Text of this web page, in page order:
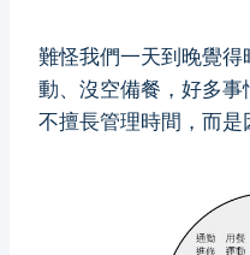
難怪我們一天到晚覺
動、沒空備餐，好多
不擅長管理時間，而是